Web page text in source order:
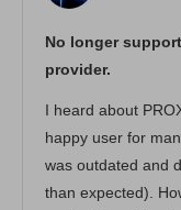
No longer
provider.
I heard about
happy user for
was outdated and
than expected).